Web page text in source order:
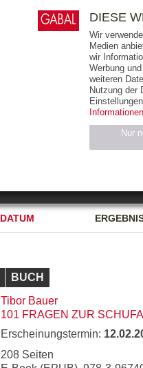
DATUM
BUCH
Tibor Bauer
101 FRAGEN ZUR SCHUFA
Erscheinungstermin:
208 Seiten
E-BOOKS
DIESE
Wir
Medien
wir
Werbung
weiteren
Nutzung der
Nur
Name
CMS_SESSION_ID